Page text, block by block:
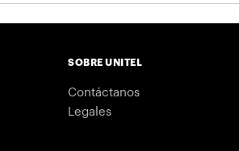
SOBRE UNITEL
Contáctanos
Legales